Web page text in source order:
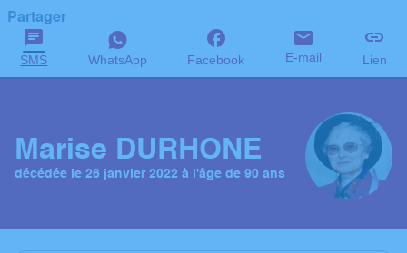
Partager
SMS WhatsApp Facebook E-mail Lien
Marise DURHONE
décédée le 26 janvier 2022 à l'âge de 90 ans